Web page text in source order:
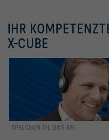
IHR
X-CUBE
SPRECHEN SIE UNS AN.
mehr erfahren